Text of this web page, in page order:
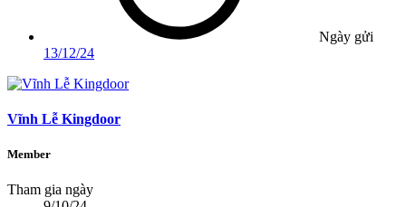
Ngày gửi
13/12/24
Vĩnh Lễ Kingdoor
Member
Tham gia ngày